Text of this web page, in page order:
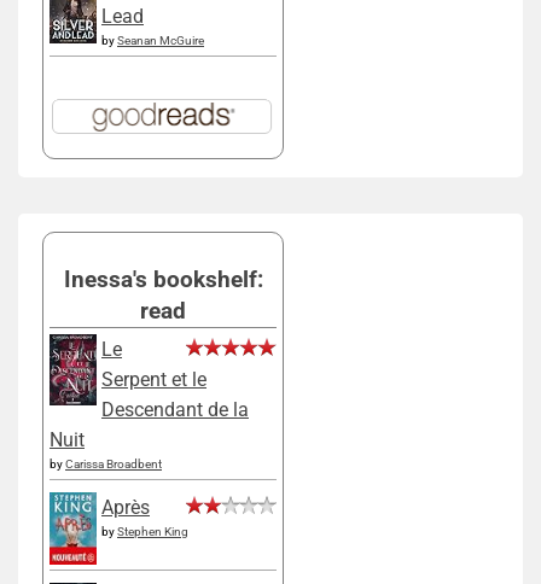
Lead
bySeanan McGuire
Inessa's bookshelf:
read
Le
Serpent et le
Descendant de la
Nuit
byCarissa Broadbent
Après
byStephen King